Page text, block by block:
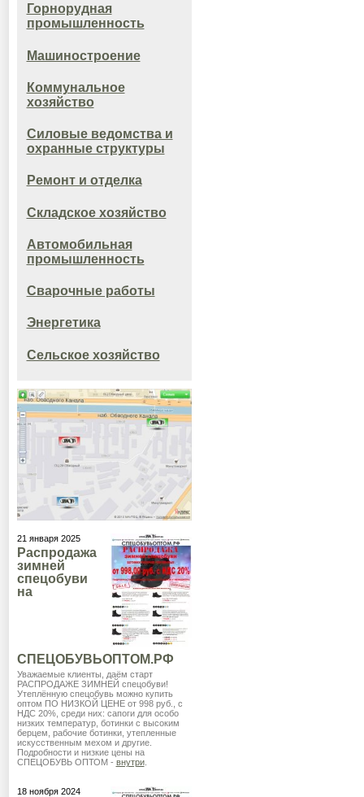
Горнорудная
промышленность
Машиностроение
Коммунальное
хозяйство
Силовые ведомства и
охранные структуры
Ремонт и отделка
Складское хозяйство
Автомобильная
промышленность
Сварочные работы
Энергетика
Сельское хозяйство
21 января 2025
Распродажа
зимней
спецобуви
на
СПЕЦОБУВЬОПТОМ.РФ
Уважаемые клиенты, даём старт
РАСПРОДАЖЕ ЗИМНЕЙ спецобуви!
Утеплённую спецобувь можно купить
оптом ПО НИЗКОЙ ЦЕНЕ от 998 руб., с
НДС 20%, среди них: сапоги для особо
низких температур, ботинки с высоким
берцем, рабочие ботинки, утепленные
искусственным мехом и другие.
Подробности и низкие цены на
СПЕЦОБУВЬ ОПТОМ - внутри.
18 ноября 2024